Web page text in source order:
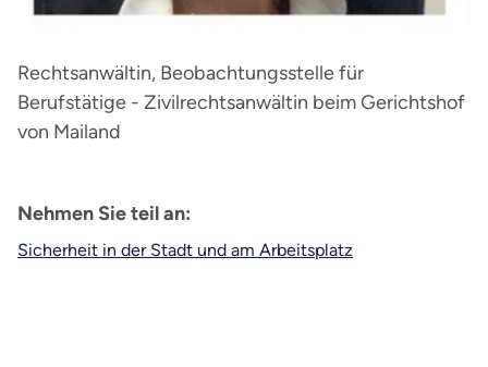
Rechtsanwältin, Beobachtungsstelle für
Berufstätige - Zivilrechtsanwältin beim Gerichtshof
von Mailand
Nehmen Sie teil an:
Sicherheit in der Stadt und am Arbeitsplatz